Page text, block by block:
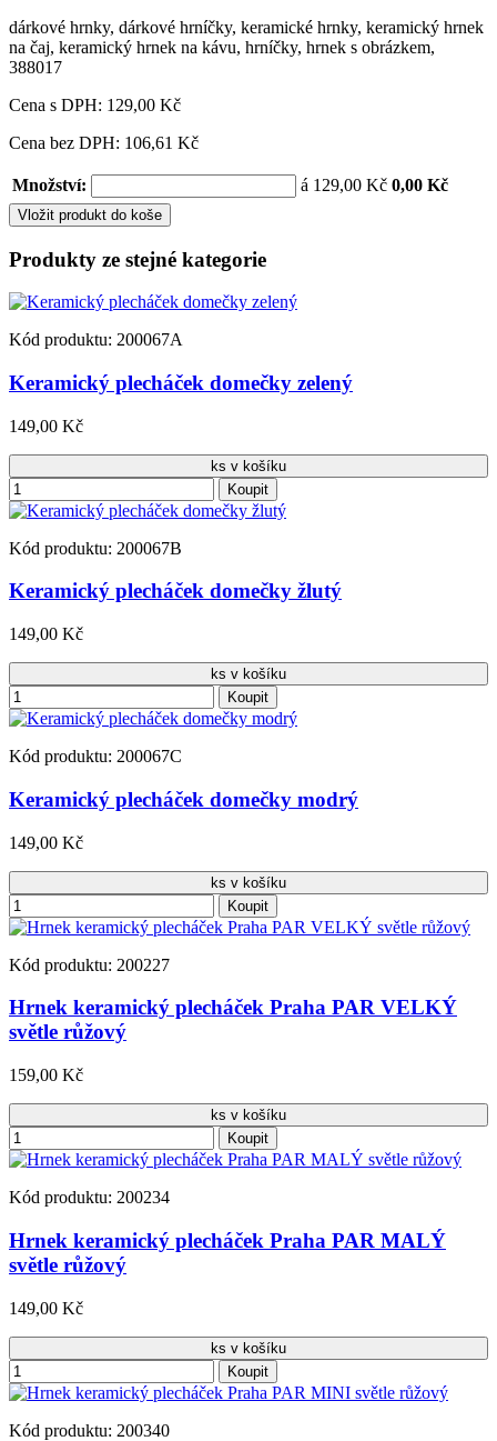
dárkové hrnky, dárkové hrníčky, keramické hrnky, keramický hrnek
na čaj, keramický hrnek na kávu, hrníčky, hrnek s obrázkem,
388017
Cena s DPH: 129,00 Kč
Cena bez DPH: 106,61 Kč
Množství: á 129,00 Kč 0,00 Kč
Vložit produkt do koše
Produkty ze stejné kategorie
Kód produktu: 200067A
Keramický plecháček domečky zelený
149,00 Kč
ks v košíku
Koupit
Kód produktu: 200067B
Keramický plecháček domečky žlutý
149,00 Kč
ks v košíku
Koupit
Kód produktu: 200067C
Keramický plecháček domečky modrý
149,00 Kč
ks v košíku
Koupit
Kód produktu: 200227
Hrnek keramický plecháček Praha PAR VELKÝ
světle růžový
159,00 Kč
ks v košíku
Koupit
Kód produktu: 200234
Hrnek keramický plecháček Praha PAR MALÝ
světle růžový
149,00 Kč
ks v košíku
Koupit
Kód produktu: 200340